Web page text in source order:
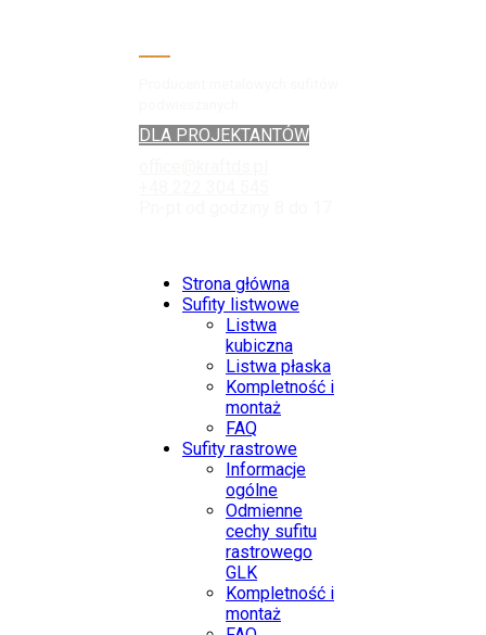
DLA PROJEKTANTÓW
Strona główna
Sufity listwowe
Listwa
kubiczna
Listwa płaska
Kompletność i
montaż
FAQ
Sufity rastrowe
Informacje
ogólne
Odmienne
cechy sufitu
rastrowego
GLK
Kompletność i
montaż